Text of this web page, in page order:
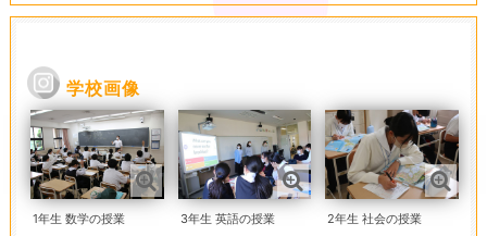
学校画像
1年生 数学の授業 3年生 英語の授業 2年生 社会の授業